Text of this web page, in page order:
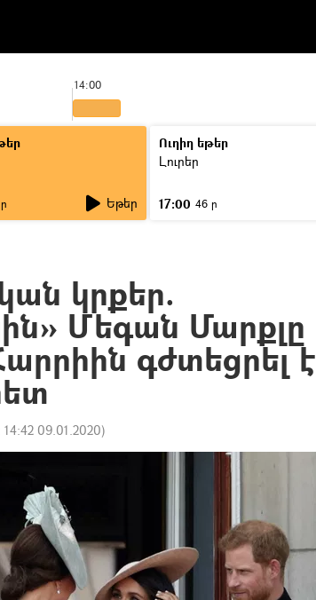
14:00
Եթեր
Ուղիղ եթեր
Լուրեր
17:00 46 ր
կրքեր.
Մեգան Մարքլը
գժտեցրել է
14:42 09.01.2020)